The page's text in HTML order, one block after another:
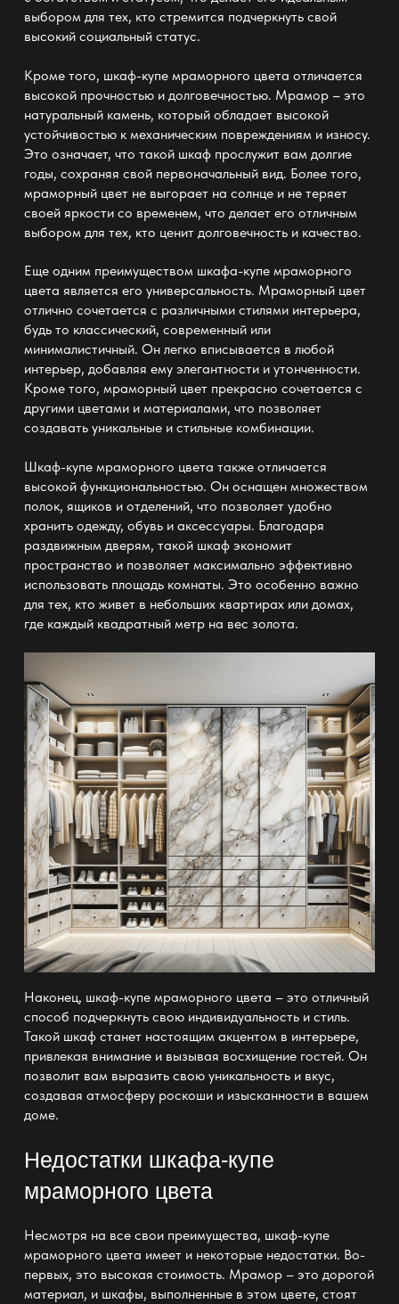
выбором для тех, кто стремится подчеркнуть свой
высокий социальный статус.
Кроме того, шкаф-купе мраморного цвета отличается
высокой прочностью и долговечностью. Мрамор – это
натуральный камень, который обладает высокой
устойчивостью к механическим повреждениям и износу.
Это означает, что такой шкаф прослужит вам долгие
годы, сохраняя свой первоначальный вид. Более того,
мраморный цвет не выгорает на солнце и не теряет
своей яркости со временем, что делает его отличным
выбором для тех, кто ценит долговечность и качество.
Еще одним преимуществом шкафа-купе мраморного
цвета является его универсальность. Мраморный цвет
отлично сочетается с различными стилями интерьера,
будь то классический, современный или
минималистичный. Он легко вписывается в любой
интерьер, добавляя ему элегантности и утонченности.
Кроме того, мраморный цвет прекрасно сочетается с
другими цветами и материалами, что позволяет
создавать уникальные и стильные комбинации.
Шкаф-купе мраморного цвета также отличается
высокой функциональностью. Он оснащен множеством
полок, ящиков и отделений, что позволяет удобно
хранить одежду, обувь и аксессуары. Благодаря
раздвижным дверям, такой шкаф экономит
пространство и позволяет максимально эффективно
использовать площадь комнаты. Это особенно важно
для тех, кто живет в небольших квартирах или домах,
где каждый квадратный метр на вес золота.
Наконец, шкаф-купе мраморного цвета – это отличный
способ подчеркнуть свою индивидуальность и стиль.
Такой шкаф станет настоящим акцентом в интерьере,
привлекая внимание и вызывая восхищение гостей. Он
позволит вам выразить свою уникальность и вкус,
создавая атмосферу роскоши и изысканности в вашем
доме.
Недостатки шкафа-купе
мраморного цвета
Несмотря на все свои преимущества, шкаф-купе
мраморного цвета имеет и некоторые недостатки. Во-
первых, это высокая стоимость. Мрамор – это дорогой
материал, и шкафы, выполненные в этом цвете, стоят